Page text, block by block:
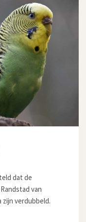
dat de
van
zijn verdubbeld.